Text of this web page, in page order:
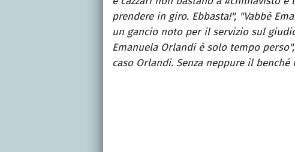
prendere in giro. Ebbasta!", "Vabbè
un gancio noto per il servizio sul
Emanuela Orlandi è solo tempo
caso Orlandi. Senza neppure il